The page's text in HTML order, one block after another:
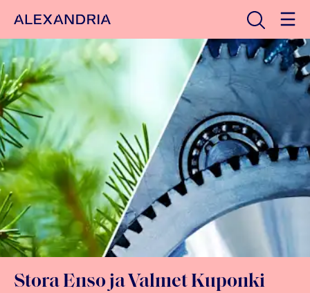
Etusivulle Avaa haku
Stora Enso ja Valmet Kuponki